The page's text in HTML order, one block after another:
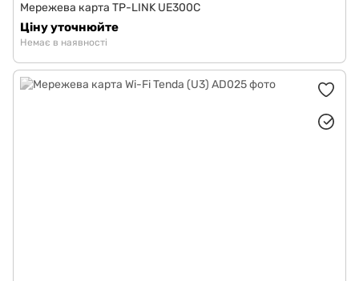
Мережева карта TP-LINK UE300C
Ціну уточнюйте
Немає в наявності